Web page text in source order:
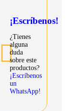
¡Escríbenos!
¿Tienes
alguna
duda
sobre este
productos?
¡Escríbenos
un
WhatsApp!